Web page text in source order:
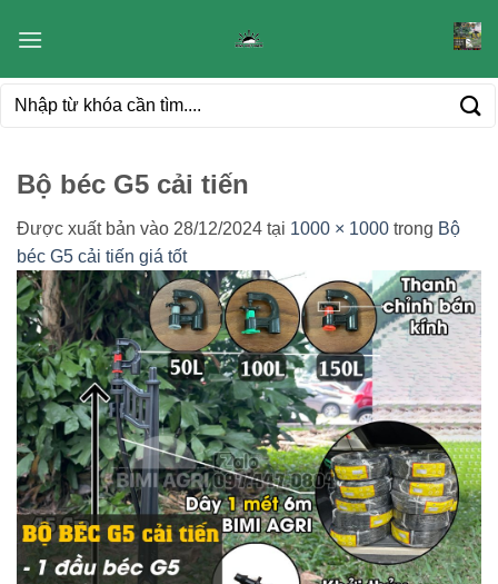
qua
dung
Tìm
Bộ béc G5 cải tiến
Được xuất bản vào 28/12/2024 tại 1000 × 1000 trong Bộ
béc G5 cải tiến giá tốt